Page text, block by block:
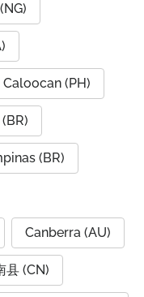
Caloocan (PH)
(BR)
Canberra (AU)
县 (CN)